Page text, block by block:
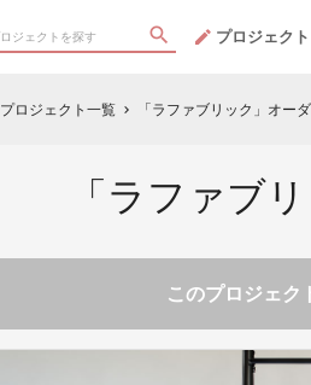
プロジェク
プロジェクト一覧 chevron_right 「ラファブリック」オー
「ラファブ
このプロジェク